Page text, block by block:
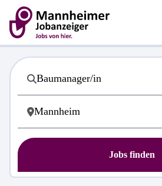
Jobs finden